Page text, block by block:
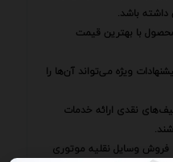
داشته باشد.
با بهترین قیمت
ویژه می‌تواند آن‌ها را
نقدی ارائه خدمات
فروش وسایل نقلیه موتوری